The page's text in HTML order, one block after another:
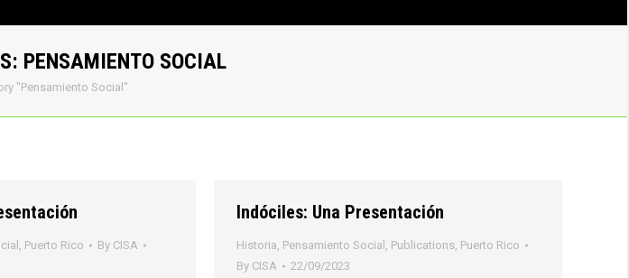
PENSAMIENTO SOCIAL
"Pensamiento Social"
, Puerto Rico By CISA
Indóciles: Una Presentación
Historia, Pensamiento Social , Publications, Puerto Rico
By CISA 22/09/2023